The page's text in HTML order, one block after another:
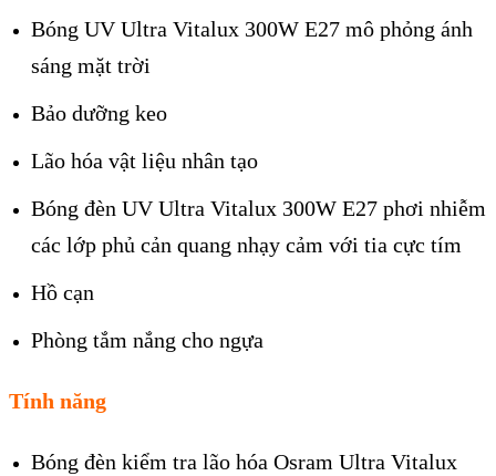
Bóng UV Ultra Vitalux 300W E27 mô phỏng ánh
sáng mặt trời
Bảo dưỡng keo
Lão hóa vật liệu nhân tạo
Bóng đèn UV Ultra Vitalux 300W E27 phơi nhiễm
các lớp phủ cản quang nhạy cảm với tia cực tím
Hồ cạn
Phòng tắm nắng cho ngựa
Tính năng
Bóng đèn kiểm tra lão hóa Osram Ultra Vitalux